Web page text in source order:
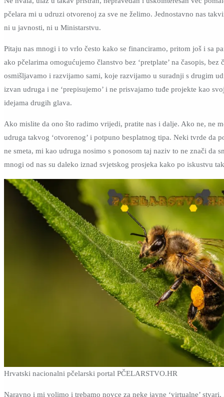
pčelara mi u udruzi otvorenoj za sve ne želimo. Jednostavno nas
ni u javnosti, ni u Ministarstvu.
Pitaju nas mnogi i to vrlo često kako se financiramo, pritom još i sa
ako pčelarima omogućujemo članstvo bez ‘pretplate’ na časopis, bez
osmišljavamo i razvijamo sami, koje razvijamo u suradnji s drugim
izvan udruga i ne ‘prepisujemo’ i ne prisvajamo tuđe projekte kao
idejama drugih glava.
Ako mislite da ono što radimo vrijedi, pratite nas i dalje. Ako ne, ne
udruga takvog ‘otvorenog’ i potpuno besplatnog tipa. Neki tvrde da
ne smeta, mi kao udruga nosimo s ponosom taj naziv to ne znači da
mnogi od nas su daleko iznad svjetskog prosjeka kako po iskustvu
Hrvatski nacionalni pčelarski portal PČELARSTVO.HR
Naravno i mi volimo i trebamo novce za neke javne ‘virtualne’